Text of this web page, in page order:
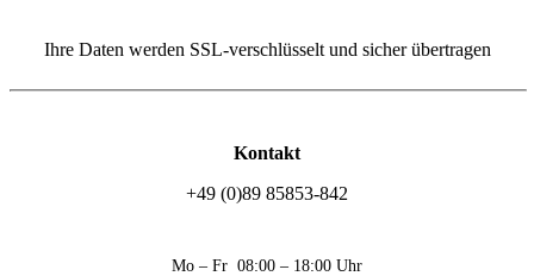
Ihre Daten werden SSL-verschlüsselt und sicher übertragen
Kontakt
+49 (0)89 85853-842
Mo – Fr 08:00 – 18:00 Uhr